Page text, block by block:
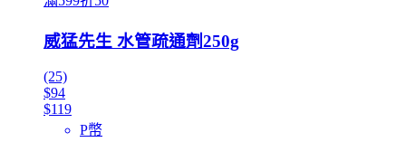
威猛先生 水管疏通劑250g
(25)
$94
$119
P幣